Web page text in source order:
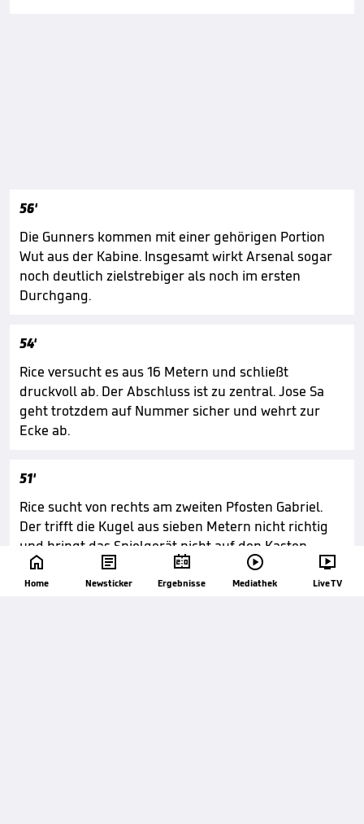
56'
Die Gunners kommen mit einer gehörigen Portion
Wut aus der Kabine. Insgesamt wirkt Arsenal sogar
noch deutlich zielstrebiger als noch im ersten
Durchgang.
54'
Rice versucht es aus 16 Metern und schließt
druckvoll ab. Der Abschluss ist zu zentral. Jose Sa
geht trotzdem auf Nummer sicher und wehrt zur
Ecke ab.
51'
Rice sucht von rechts am zweiten Pfosten Gabriel.
Der trifft die Kugel aus sieben Metern nicht richtig
und bringt das Spielgerät nicht auf den Kasten.

Home

Newsticker

Ergebnisse

Mediathek

Live TV